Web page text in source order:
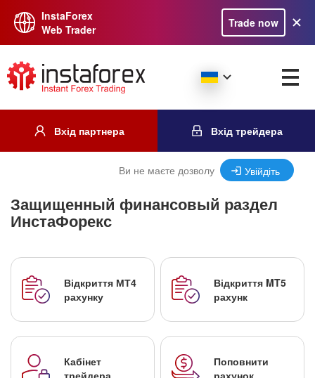
InstaForex
Web Trader
Trade now
Вхід партнера Вхід трейдера
Ви не маєте дозволу Увійдіть
Защищенный финансовый раздел
ИнстаФорекс
Відкриття МТ4
рахунку
Відкриття MT5
рахунк
Кабінет
Поповнити